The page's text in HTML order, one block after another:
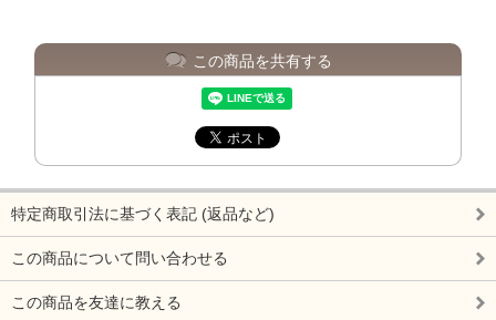
この商品を共有する
特定商取引法に基づく表記 (返品など)
この商品について問い合わせる
この商品を友達に教える